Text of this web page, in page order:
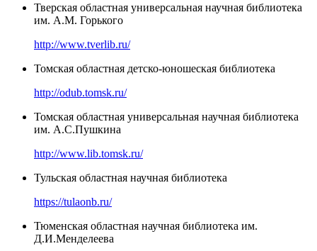
Тверская областная универсальная научная библиотека
им. А.М. Горького
http://www.tverlib.ru/
Томская областная детско-юношеская библиотека
http://odub.tomsk.ru/
Томская областная универсальная научная библиотека
им. А.С.Пушкина
http://www.lib.tomsk.ru/
Тульская областная научная библиотека
https://tulaonb.ru/
Тюменская областная научная библиотека им.
Д.И.Менделеева